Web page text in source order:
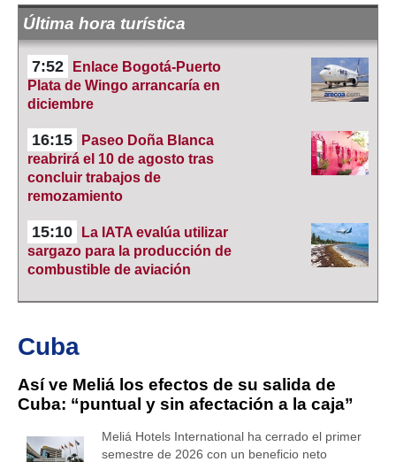
Última hora turística
7:52
Enlace Bogotá-Puerto
Plata de Wingo arrancaría en
diciembre
16:15
Paseo Doña Blanca
reabrirá el 10 de agosto tras
concluir trabajos de
remozamiento
15:10
La IATA evalúa utilizar
sargazo para la producción de
combustible de aviación
Cuba
Así ve Meliá los efectos de su salida de
Cuba: “puntual y sin afectación a la caja”
Meliá Hotels International ha cerrado el primer
semestre de 2026 con un beneficio neto